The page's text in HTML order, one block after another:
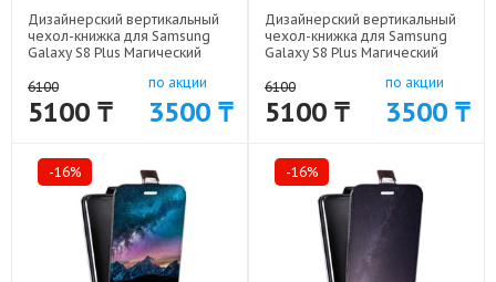
Дизайнерский вертикальный
чехол-книжка для Samsung
Galaxy S8 Plus Магический
6100
5100 ₸
по акции
3500 ₸
Дизайнерский вертикальный
чехол-книжка для Samsung
Galaxy S8 Plus Магический
6100
5100 ₸
по акции
3500 ₸
-16% -16%